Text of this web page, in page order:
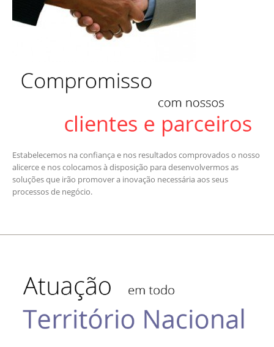
Estabelecemos na confiança e nos resultados comprovados o nosso
alicerce e nos colocamos à disposição para desenvolvermos as
soluções que irão promover a inovação necessária aos seus
processos de negócio.